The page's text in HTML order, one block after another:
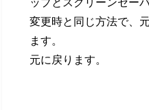
ップとスクリーンセー
変更時と同じ方法で、
ます。
元に戻ります。